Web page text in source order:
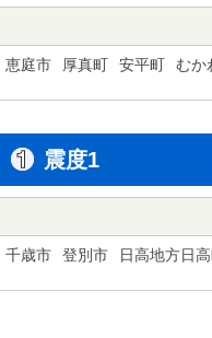
恵庭市 厚真町 安平町 むか
震度1
千歳市 登別市 日高地方日